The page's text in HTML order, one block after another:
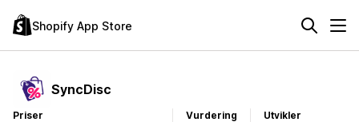
Shopify App Store
SyncDisc
Priser
Vurdering
Utvikler